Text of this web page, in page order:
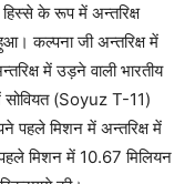
के रूप में अन्तरिक्ष
कल्पना जी अन्तरिक्ष में
में उड़ने वाली भारतीय
सोवियत (Soyuz T-11)
पहले मिशन में अन्तरिक्ष में
मिशन में 10.67 मिलियन